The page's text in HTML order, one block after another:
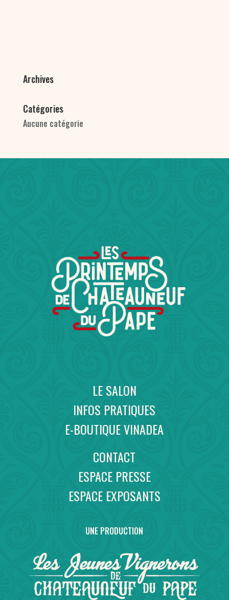
Archives
Catégories
Aucune catégorie
LE SALON
INFOS PRATIQUES
E-BOUTIQUE VINADEA
CONTACT
ESPACE PRESSE
ESPACE EXPOSANTS
UNE PRODUCTION